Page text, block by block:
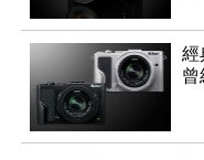
經
曾